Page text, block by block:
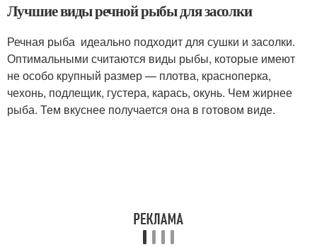
Лучшие виды речной рыбы для засолки
Речная рыба идеально подходит для сушки и засолки.
Оптимальными считаются виды рыбы, которые имеют
не особо крупный размер — плотва, красноперка,
чехонь, подлещик, густера, карась, окунь. Чем жирнее
рыба. Тем вкуснее получается она в готовом виде.